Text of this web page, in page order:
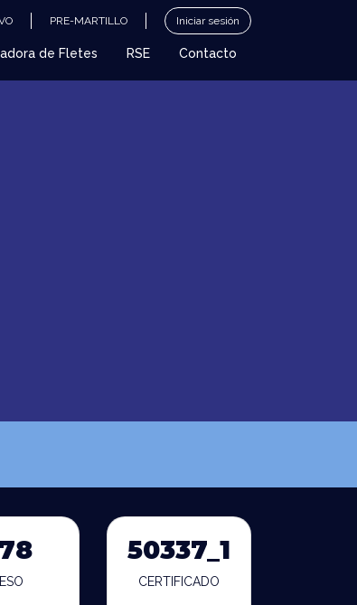
PRE-MARTILLO Iniciar sesión
de Fletes RSE Contacto
50337_1
CERTIFICADO